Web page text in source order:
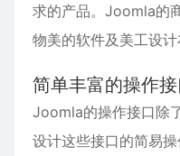
求的产品。Joomla的
物美的软件及美工设计
简单丰富的操作接
Joomla的操作接口除
设计这些接口的简易